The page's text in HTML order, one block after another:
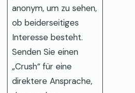
anonym, um zu sehen,
ob beiderseitiges
Interesse besteht.
Senden Sie einen
„Crush“ für eine
direktere Ansprache,